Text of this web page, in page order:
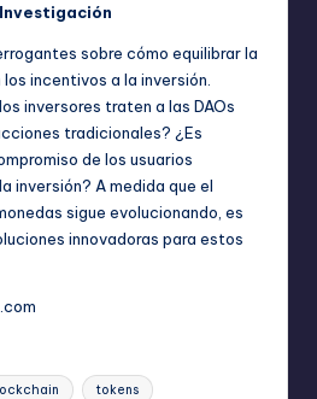
sobre cómo equilibrar la
incentivos a la inversión.
inversores traten a las DAOs
tradicionales? ¿Es
de los usuarios
inversión? A medida que el
sigue evolucionando, es
innovadoras para estos
tokens